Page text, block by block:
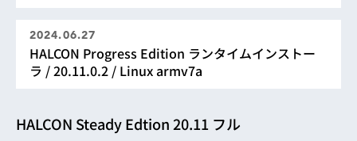
2024.06.27
HALCON Progress Edition ランタイムインストー
ラ / 20.11.0.2 / Linux armv7a
HALCON Steady Edtion 20.11 フル